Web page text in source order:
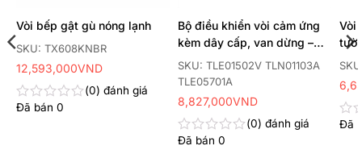
SKU: TX608KNBR
Vòi bếp gật gù nóng lạnh
Được
0
đánh giá
Đã bán 0
12,593,000VND
SKU: TLE01502V TLN01103A
TLE05701A
Bộ điều khiển vòi cảm ứng
kèm dây cấp, van dừng –
van nhiệt độ
Được
0
đánh giá
Đã bán 0
8,827,000VND
Vòi
Đã